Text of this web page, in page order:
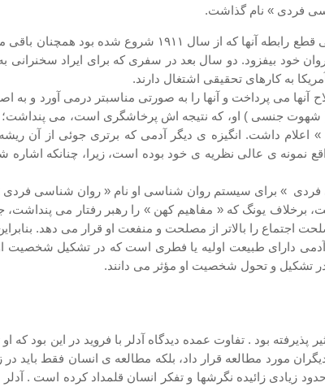
فردی » نام گذاشت.
خود بیفزود. دو سال بعد در سفری که برای ایراد سخنرانی
به کارهای تحقیقی اشتغال دارند.
آنها می پرداخت و آنها را به صورتی مناسبتر درمی آورد و
جنسی ) او، که نتیجه اش پرخاشگری است، می پنداشت؛
اعلام داشت. انگیزه ی دیگر آدمی که برتری جوئی از آن
ی عالی نظریه ی خود بوده است، زیرا، چنانکه اشاره
فردی » برای سیستم روان شناسی او نام « روان شناسی
برخلاف یونگ که « مفاهیم کهن » را رهبر رفتار می
اجتماع را بالاتر از مصلحت و منفعت او قرار می دهد.
آدمی دارای طبیعت اولیه یا فطری است که در تشکیل
تشکیل و تحول شخصیت او مؤثر می دانند.
پذیرفته بود . تفاوت عمده دیدگاه آدلر با فروید در این
مورد مطالعه قرار داد، بلکه مطالعه ی انسان فقط باید در
حدود زیادی زائیده نگرشها و تفکر انسان قلمداد کرده است .